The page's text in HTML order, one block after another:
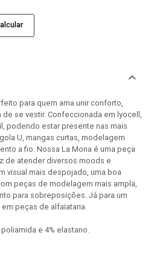
para quem ama unir conforto,
se vestir. Confeccionada em lyocell,
podendo estar presente nas mais
U, mangas curtas, modelagem
a fio. Nossa La Mona é uma peça
de atender diversos moods e
visual mais despojado, uma boa
peças de modelagem mais ampla,
para sobreposições. Já para um
peças de alfaiataria.
poliamida e 4% elastano.